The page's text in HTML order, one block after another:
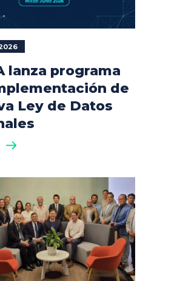
lanza programa
de
Ley de Datos